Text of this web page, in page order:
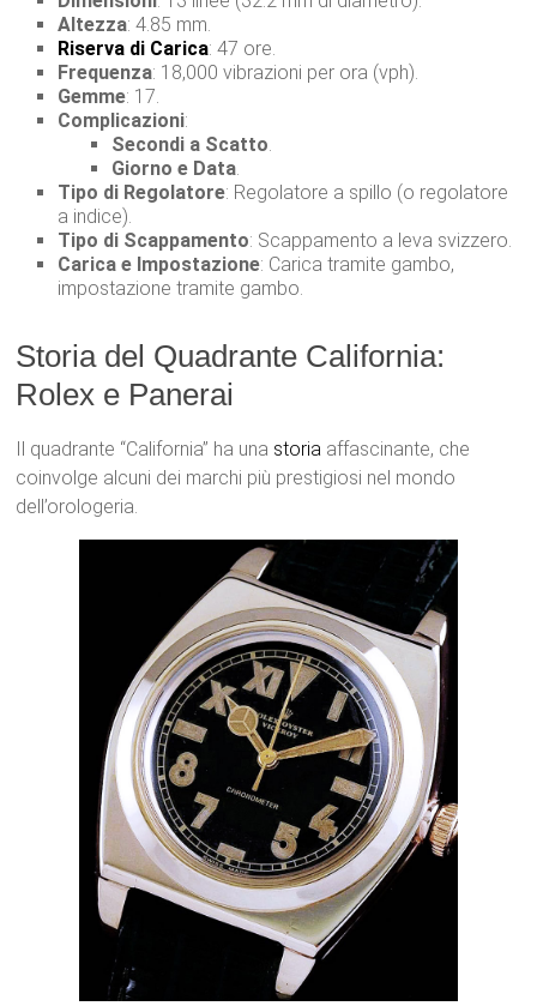
Altezza: 4.85 mm.
Riserva di Carica: 47 ore.
Frequenza: 18,000 vibrazioni per ora (vph).
Gemme: 17.
Complicazioni:
Secondi a Scatto.
Giorno e Data.
Tipo di Regolatore: Regolatore a spillo (o regolatore
a indice).
Tipo di Scappamento: Scappamento a leva svizzero.
Carica e Impostazione: Carica tramite gambo,
impostazione tramite gambo.
Storia del Quadrante California:
Rolex e Panerai
Il quadrante “California” ha una storia affascinante, che
coinvolge alcuni dei marchi più prestigiosi nel mondo
dell’orologeria.